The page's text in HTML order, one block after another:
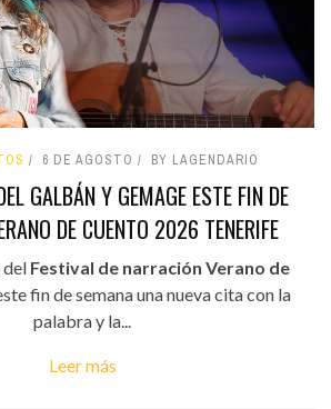
6 DE AGOSTO BY LAGENDARIO
GALBÁN Y GEMAGE ESTE FIN DE
DE CUENTO 2026 TENERIFE
del Festival de narración Verano de
fin de semana una nueva cita con la
palabra y la...
Leer más